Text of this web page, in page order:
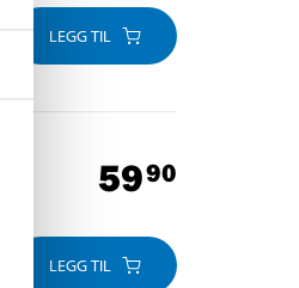
LEGG TIL
5990
LEGG TIL